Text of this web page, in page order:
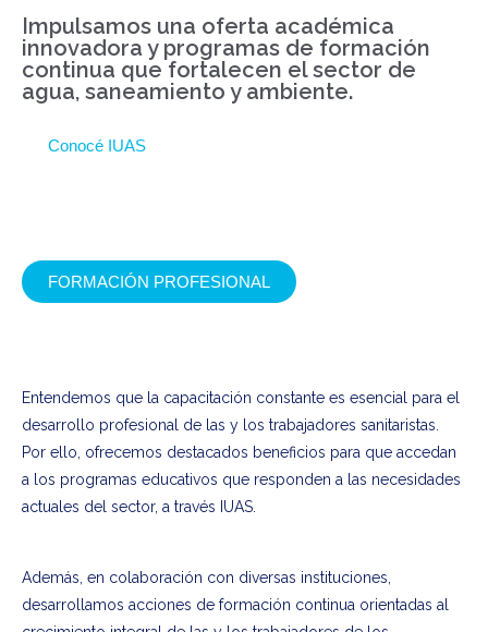
Impulsamos una oferta académica
innovadora y programas de formación
continua que fortalecen el sector de
agua, saneamiento y ambiente.
Conocé IUAS
FORMACIÓN PROFESIONAL
Entendemos que la capacitación constante es esencial para el
desarrollo profesional de las y los trabajadores sanitaristas.
Por ello, ofrecemos destacados beneficios para que accedan
a los programas educativos que responden a las necesidades
actuales del sector, a través IUAS.
Además, en colaboración con diversas instituciones,
desarrollamos acciones de formación continua orientadas al